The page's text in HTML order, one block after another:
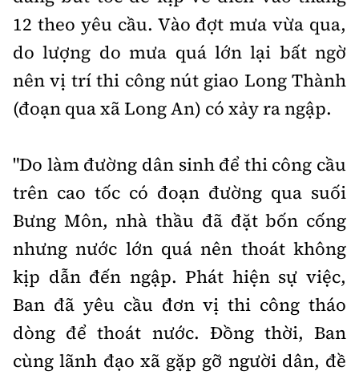
12 theo yêu cầu. Vào đợt mưa vừa qua,
do lượng do mưa quá lớn lại bất ngờ
nên vị trí thi công nút giao Long Thành
(đoạn qua xã Long An) có xảy ra ngập.
"Do làm đường dân sinh để thi công cầu
trên cao tốc có đoạn đường qua suối
Bưng Môn, nhà thầu đã đặt bốn cống
nhưng nước lớn quá nên thoát không
kịp dẫn đến ngập. Phát hiện sự việc,
Ban đã yêu cầu đơn vị thi công tháo
dòng để thoát nước. Đồng thời, Ban
cùng lãnh đạo xã gặp gỡ người dân, đề